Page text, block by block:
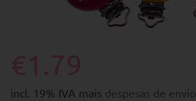
incl. 19% IVA mais despesas de envio